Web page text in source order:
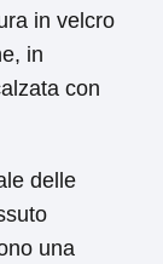
in velcro
in
con
delle
una